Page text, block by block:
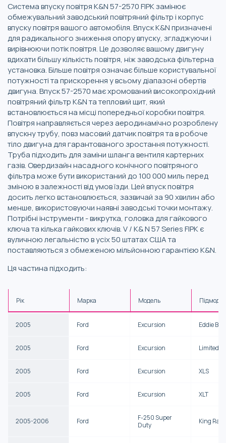
Система впуску повітря K&N 57-2570 FIPK замінює
обмежувальний заводський повітряний фільтр і корпус
впуску повітря вашого автомобіля. Впуск К&N призначені
для радикального зниження опору впуску, згладжуючи і
вирівнюючи потік повітря. Це дозволяє вашому двигуну
вдихати більшу кількість повітря, ніж заводська фільтерна
установка. Більше повітря означає більше користувальної
потужності та прискорення у всьому діапазоні обертів
двигуна. Впуск 57-2570 має хромований високопрохідний
повітряний фільтр K&N та тепловий щит, який
встановлюється на місці попередньої коробки повітря.
Повітря направляється через аеродинамічно розроблену
впускну трубу, повз масовий датчик повітря та в робоче
тіло двигуна для гарантованого зростання потужності.
Труба підходить для заміни шланга вентиля картерних
газів. Овердизайн насадного конічного повітряного
фільтра може бути використаний до 100 000 миль перед
зміною в залежності від умов їзди. Цей впуск повітря
досить легко встановлюється, зазвичай за 90 хвилин або
менше, використовуючи наявні заводські точки монтажу.
Потрібні інструменти - викрутка, головка для гайкового
ключа та кілька гайкових ключів. V / K& N 57 Series FIPK є
вуличною легальністю в усіх 50 штатах США та
поставляються з обмеженою мільйонною гарантією K&N.
Ця частина підходить:
Рік Марка Модель
2005 Ford Excursion Eddie
2005 Ford Excursion Limited
2005 Ford Excursion XLS
2005 Ford Excursion XLT
2005-2006 Ford
F-250 Super
Duty
King